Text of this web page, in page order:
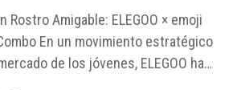
Rostro Amigable: ELEGOO × emoji
En un movimiento estratégico
de los jóvenes, ELEGOO ha